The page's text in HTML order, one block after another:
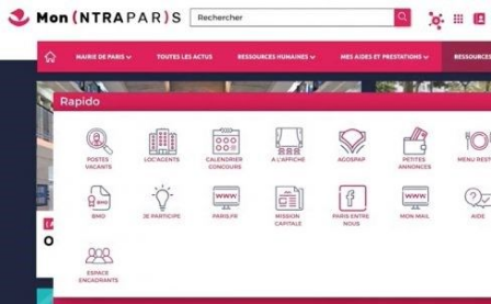
Qui sommes-
nous ?
newsletter
Découvrir
l'UNSA
Rémunération
Temps de travail
|